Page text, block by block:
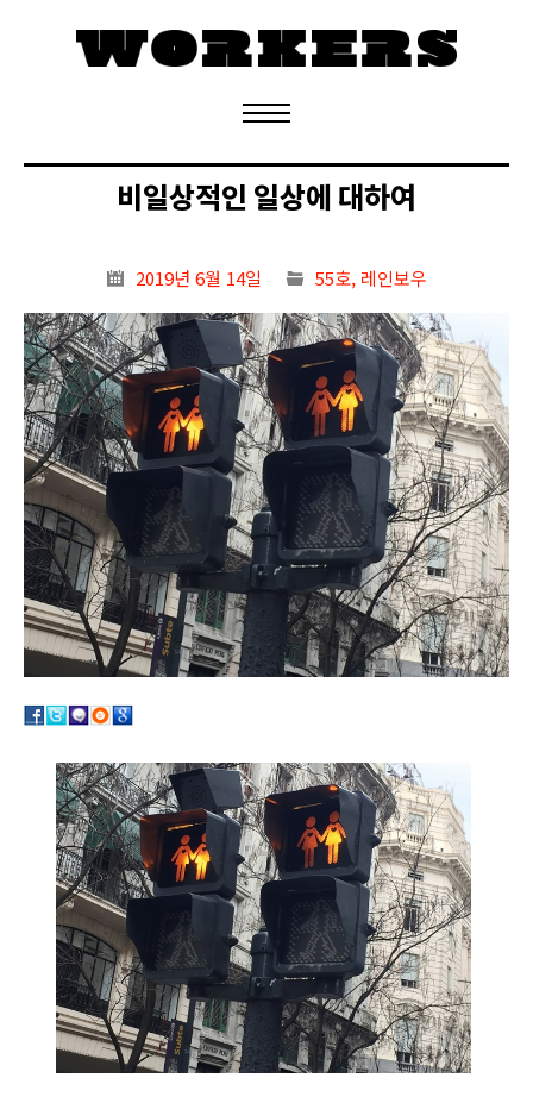
정기구독 신청
비일상적인 일상에 대하여
2019년 6월 14일 55호, 레인보우